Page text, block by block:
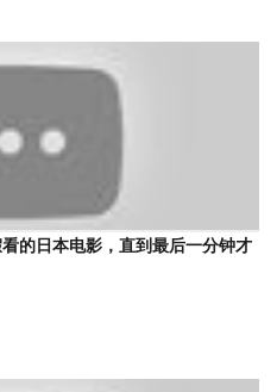
的日本电影，直到最后一分钟才